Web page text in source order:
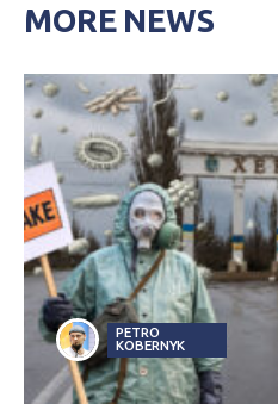
MORE NEWS
PETRO
KOBERNYK